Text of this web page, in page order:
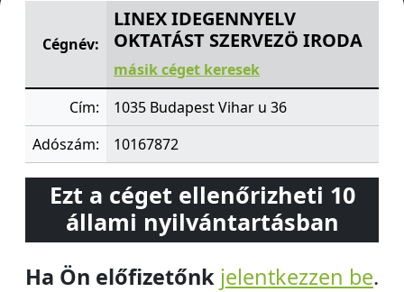
LINEX IDEGENNYELV OKTATÁST SZERVEZÖ IRODA
Cégnév:
LINEX IDEGENNYELV
OKTATÁST SZERVEZÖ IRODA
másik céget keresek
Cím:
1035 Budapest Vihar u 36
Adószám:
10167872
Ezt a céget ellenőrizheti 10
állami nyilvántartásban
Ha Ön előfizetőnk jelentkezzen be.